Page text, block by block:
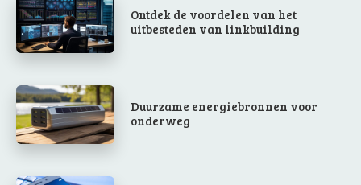
Ontdek de voordelen van het
uitbesteden van linkbuilding
Duurzame energiebronnen voor
onderweg